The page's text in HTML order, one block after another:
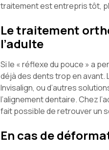
traitement est entrepris tôt,
Le traitement
l’adulte
Si le « réflexe du pouce » a
déjà des dents trop en
Invisalign, ou d’autres
l’alignement dentaire. Chez
fait possible de retrouver un
En cas de